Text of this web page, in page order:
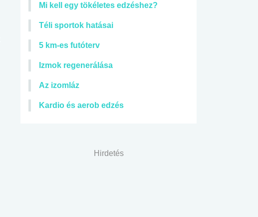
Mi kell egy tökéletes edzéshez?
Téli sportok hatásai
5 km-es futóterv
Izmok regenerálása
Az izomláz
Kardio és aerob edzés
Hirdetés